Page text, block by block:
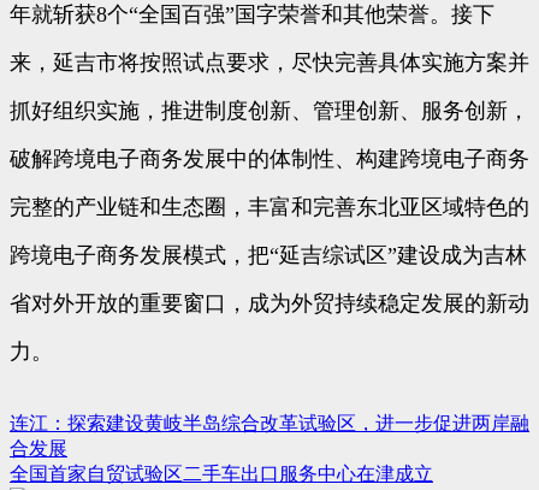
年就斩获8个“全国百强”国字荣誉和其他荣誉。接下
来，延吉市将按照试点要求，尽快完善具体实施方案并
抓好组织实施，推进制度创新、管理创新、服务创新，
破解跨境电子商务发展中的体制性、构建跨境电子商务
完整的产业链和生态圈，丰富和完善东北亚区域特色的
跨境电子商务发展模式，把“延吉综试区”建设成为吉林
省对外开放的重要窗口，成为外贸持续稳定发展的新动
力。
文
章
连江：探索建设黄岐半岛综合改革试验区，进一步促进两岸融
合发展
全国首家自贸试验区二手车出口服务中心在津成立